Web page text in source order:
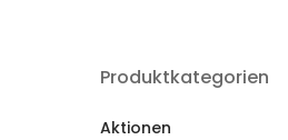
Produktkategorien
Aktionen